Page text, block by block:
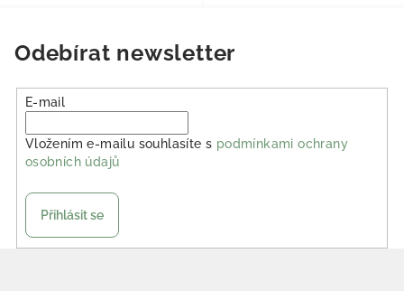
Odebírat newsletter
E-mail
Vložením e-mailu souhlasíte s podmínkami ochrany
osobních údajů
Přihlásit se